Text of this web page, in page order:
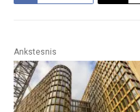
Ankstesnis